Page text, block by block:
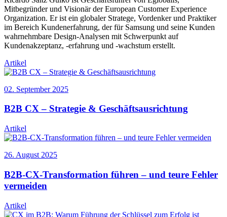
Mitbegründer und Visionär der European Customer Experience
Organization. Er ist ein globaler Stratege, Vordenker und Praktiker
im Bereich Kundenerfahrung, der für Samsung und seine Kunden
wahrnehmbare Design-Analysen mit Schwerpunkt auf
Kundenakzeptanz, -erfahrung und -wachstum erstellt.
Artikel
02. September 2025
B2B CX – Strategie & Geschäftsausrichtung
Artikel
26. August 2025
B2B-CX-Transformation führen – und teure Fehler
vermeiden
Artikel